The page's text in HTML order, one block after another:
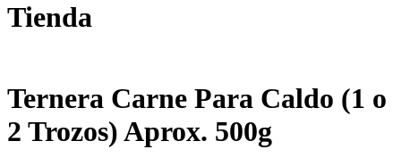
Tienda
Ternera Carne Para Caldo (1 o
2 Trozos) Aprox. 500g